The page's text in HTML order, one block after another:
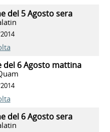
del 5 Agosto sera
del 6 Agosto mattina
del 6 Agosto sera